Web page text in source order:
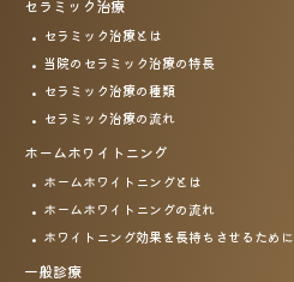
セラミック治療
セラミック治療とは
当院のセラミック治療の特長
セラミック治療の種類
セラミック治療の流れ
ホームホワイトニング
ホームホワイトニングとは
ホームホワイトニングの流れ
ホワイトニング効果を長持ちさせるために
一般診療